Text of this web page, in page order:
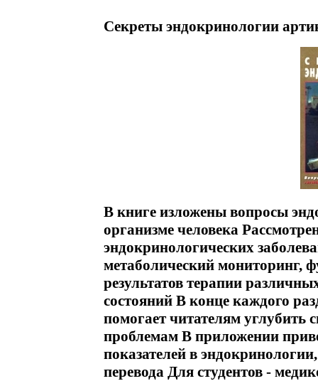
Секреты эндокринологии
В книге изложены вопросы
организме человека
эндокринологических
метаболический мониторинг,
результатов терапии
состояний В конце каждого
помогает читателям углубить
проблемам В приложении
показателей в
перевода Для студентов -